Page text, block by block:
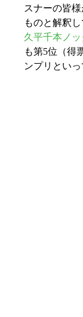
スナーの皆
ものと解釈
久平千本ノッ
も第5位（得
ンプリといっ